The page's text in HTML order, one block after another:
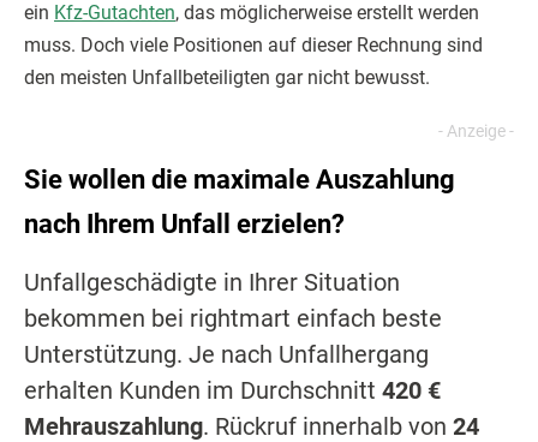
ein Kfz-Gutachten, das möglicherweise erstellt werden
muss. Doch viele Positionen auf dieser Rechnung sind
den meisten Unfallbeteiligten gar nicht bewusst.
Sie wollen die maximale Auszahlung
nach Ihrem Unfall erzielen?
Unfallgeschädigte in Ihrer Situation
bekommen bei rightmart einfach beste
Unterstützung. Je nach Unfallhergang
erhalten Kunden im Durchschnitt 420 €
Mehrauszahlung. Rückruf innerhalb von 24